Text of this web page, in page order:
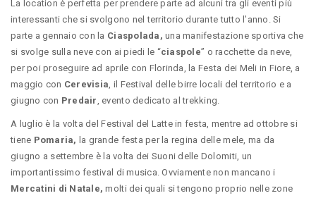
La location è perfetta per prendere parte ad alcuni tra gli eventi più
interessanti che si svolgono nel territorio durante tutto l’anno. Si
parte a gennaio con la Ciaspolada, una manifestazione sportiva che
si svolge sulla neve con ai piedi le “ciaspole” o racchette da neve,
per poi proseguire ad aprile con Florinda, la Festa dei Meli in Fiore, a
maggio con Cerevisia , il Festival delle birre locali del territorio e a
giugno con Predair , evento dedicato al trekking.
A luglio è la volta del Festival del Latte in festa, mentre ad ottobre si
tiene Pomaria, la grande festa per la regina delle mele, ma da
giugno a settembre è la volta dei Suoni delle Dolomiti, un
importantissimo festival di musica. Ovviamente non mancano i
Mercatini di Natale, molti dei quali si tengono proprio nelle zone